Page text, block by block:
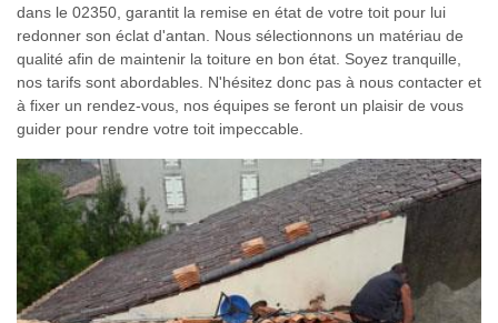
dans le 02350, garantit la remise en état de votre toit pour lui
redonner son éclat d'antan. Nous sélectionnons un matériau de
qualité afin de maintenir la toiture en bon état. Soyez tranquille,
nos tarifs sont abordables. N'hésitez donc pas à nous contacter et
à fixer un rendez-vous, nos équipes se feront un plaisir de vous
guider pour rendre votre toit impeccable.